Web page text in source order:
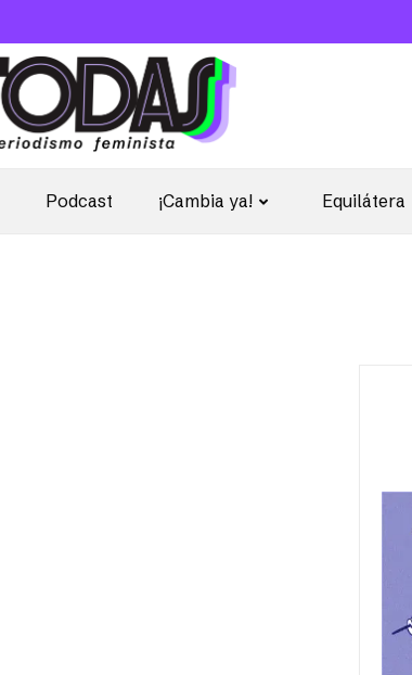
Podcast ¡Cambia ya! Equilátera